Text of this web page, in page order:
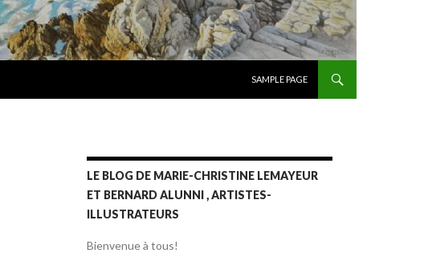
SAMPLE PAGE
LE BLOG DE MARIE-CHRISTINE LEMAYEUR
ET BERNARD ALUNNI , ARTISTES-
ILLUSTRATEURS
Bienvenue à tous!